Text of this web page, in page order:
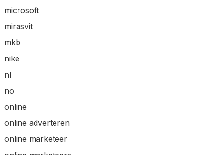
microsoft
mirasvit
mkb
nike
nl
no
online
online adverteren
online marketeer